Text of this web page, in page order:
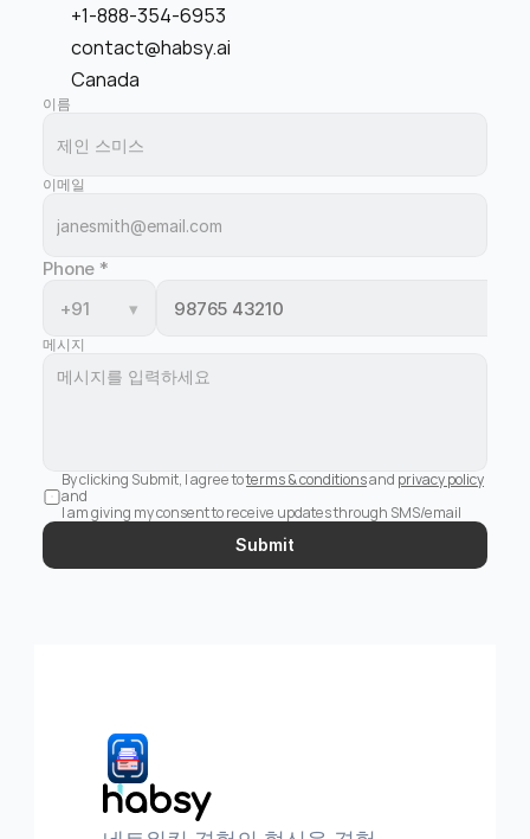
+1-888-354-6953
contact@habsy.ai
Canada
이름
이메일
Phone *
+91
▾
메시지
By clicking Submit, I agree to terms & conditions and privacy policy
and
I am giving my consent to receive updates through SMS/email
Submit